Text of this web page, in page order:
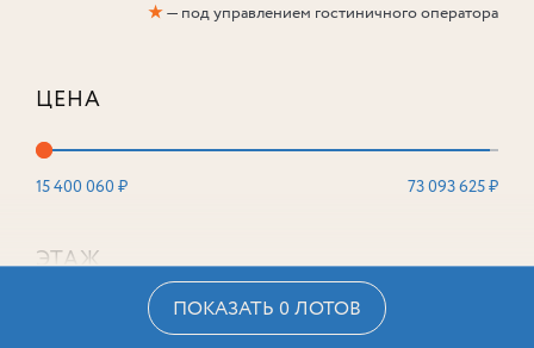
★— под управлением гостиничного оператора
ЦЕНА
15 400 060 ₽ 73 093 625 ₽
ЭТАЖ
ПОКАЗАТЬ 0 ЛОТОВ